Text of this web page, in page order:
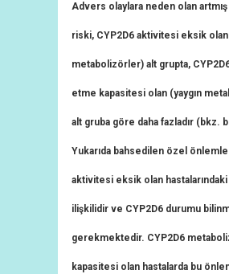
Advers olaylara neden olan
riski, CYP2D6 aktivitesi eksik olan
metabolizörler) alt grupta,
etme kapasitesi olan (yaygın
alt gruba göre daha fazladır (bkz.
Yukarıda bahsedilen özel
aktivitesi eksik olan
ilişkilidir ve CYP2D6 durumu
gerekmektedir. CYP2D6
kapasitesi olan hastalarda bu